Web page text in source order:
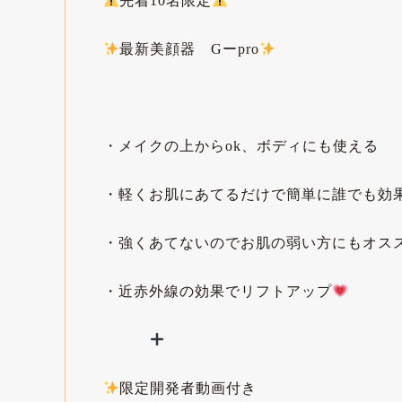
最新美顔器　Gーpro
・メイクの上からok、ボディにも使える
・軽くお肌にあてるだけで簡単に誰でも効
・強くあてないのでお肌の弱い方にもオス
・近赤外線の効果でリフトアップ
限定開発者動画付き